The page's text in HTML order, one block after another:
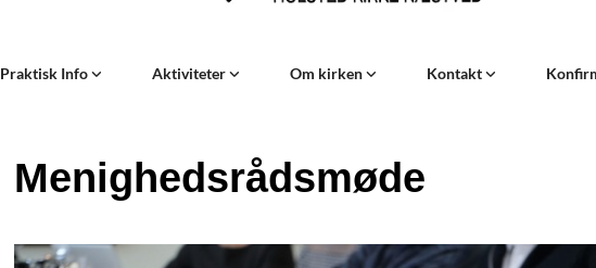
Praktisk Info Aktiviteter Om kirken Kontakt
Menighedsrådsmøde